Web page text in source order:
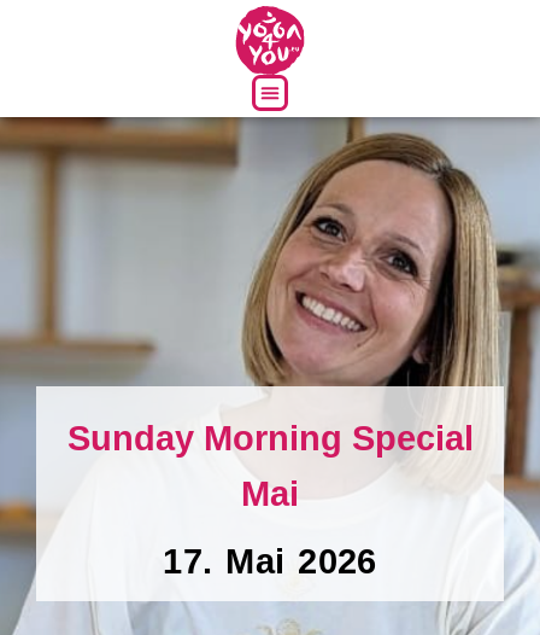
Sunday Morning Special
Mai
17. Mai 2026